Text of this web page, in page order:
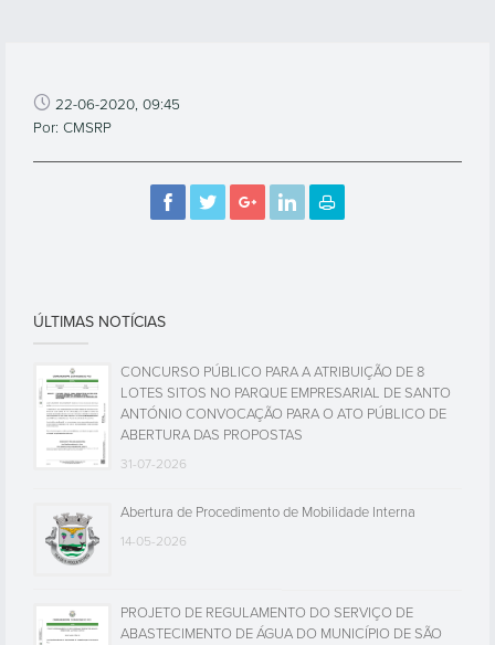
22-06-2020, 09:45
Por: CMSRP
ÚLTIMAS NOTÍCIAS
CONCURSO PÚBLICO PARA A ATRIBUIÇÃO DE 8
LOTES SITOS NO PARQUE EMPRESARIAL DE SANTO
ANTÓNIO CONVOCAÇÃO PARA O ATO PÚBLICO DE
ABERTURA DAS PROPOSTAS
31-07-2026
Abertura de Procedimento de Mobilidade Interna
14-05-2026
PROJETO DE REGULAMENTO DO SERVIÇO DE
ABASTECIMENTO DE ÁGUA DO MUNICÍPIO DE SÃO